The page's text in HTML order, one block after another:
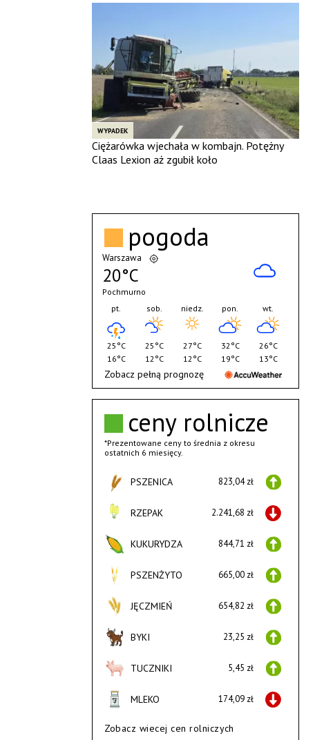
WYPADEK
Ciężarówka wjechała w kombajn. Potężny
Claas Lexion aż zgubił koło
ceny rolnicze
*Prezentowane ceny to średnia z okresu
ostatnich 6 miesięcy.
PSZENICA 823,04 zł
RZEPAK 2.241,68 zł
KUKURYDZA 844,71 zł
PSZENŻYTO 665,00 zł
JĘCZMIEŃ 654,82 zł
BYKI 23,25 zł
TUCZNIKI 5,45 zł
MLEKO 174,09 zł
Zobacz wiecej cen rolniczych
pogoda
Warszawa
20°C
Pochmurno
pt.
25°C
16°C
sob.
25°C
12°C
niedz.
27°C
12°C
pon.
32°C
19°C
wt.
26°C
13°C
Zobacz pełną prognozę